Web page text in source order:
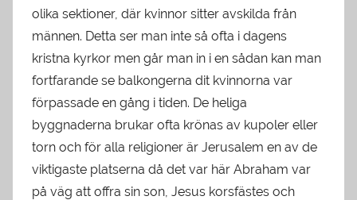
olika sektioner, där kvinnor sitter avskilda från
männen. Detta ser man inte så ofta i dagens
kristna kyrkor men går man in i en sådan kan man
fortfarande se balkongerna dit kvinnorna var
förpassade en gång i tiden. De heliga
byggnaderna brukar ofta krönas av kupoler eller
torn och för alla religioner är Jerusalem en av de
viktigaste platserna då det var här Abraham var
på väg att offra sin son, Jesus korsfästes och